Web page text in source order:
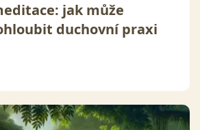
jak může
duchovní praxi